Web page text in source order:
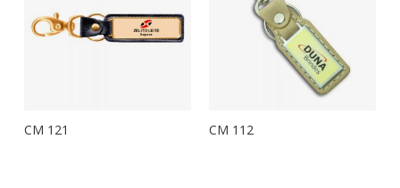
CM 121 CM 112